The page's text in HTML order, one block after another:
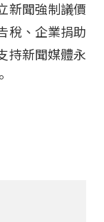
新聞強制議價
稅、企業捐助
持新聞媒體永